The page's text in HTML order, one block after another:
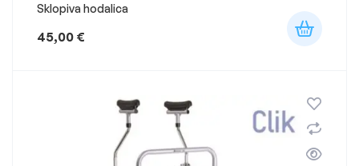
Sklopiva hodalica
45,00 €